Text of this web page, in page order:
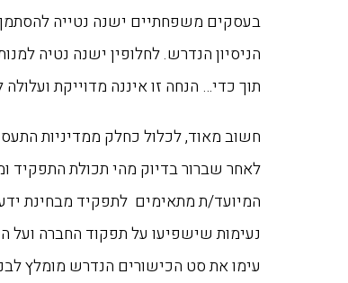
בעסקים משפחתיים ישנה נטייה
הניסיון הנדרש. לחלופין ישנה נטיה
תוך כדי… הנחה זו איננה מדוייקת
חשוב מאוד, לכלול כחלק ממדיניות
לאחר שברור בדיוק מהי תכולת
המיועד/ת מתאימים לתפקיד מבחינת
נעימות שישפיעו על תפקוד החברה
עימו את סט הכישורים הנדרש מומלץ